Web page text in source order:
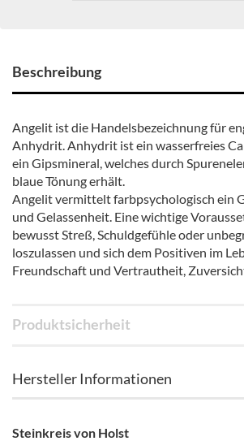
Beschreibung
Angelit ist die Handelsbezeichnung für
Anhydrit. Anhydrit ist ein wasserfreies
ein Gipsmineral, welches durch
blaue Tönung erhält.
Angelit vermittelt farbpsychologisch ein
und Gelassenheit. Eine wichtige
bewusst Streß, Schuldgefühle oder
loszulassen und sich dem Positiven im
Freundschaft und Vertrautheit,
Produktsicherheit
Hersteller Informationen
Steinkreis von Holst